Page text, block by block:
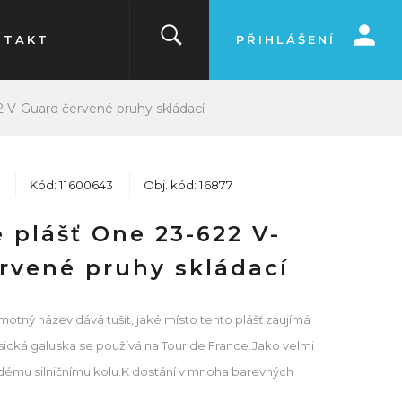
PŘIHLÁŠENÍ
V-Guard červené pruhy skládací
Kód: 11600643 Obj. kód: 16877
plášť One 23-622 V-
pruhy skládací
název dává tušit, jaké místo tento plášť zaujímá
galuska se používá na Tour de France.Jako velmi
silničnímu kolu.K dostání v mnoha barevných